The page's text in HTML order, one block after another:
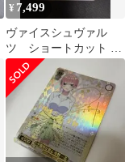
¥ 7,499
ヴァイスシュヴァル
ツ ショートカット 中
野一花 SP